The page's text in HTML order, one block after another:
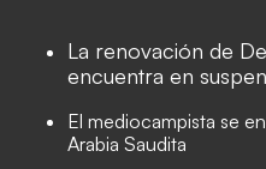
La renovación de
encuentra en
El mediocampista se
Arabia Saudita